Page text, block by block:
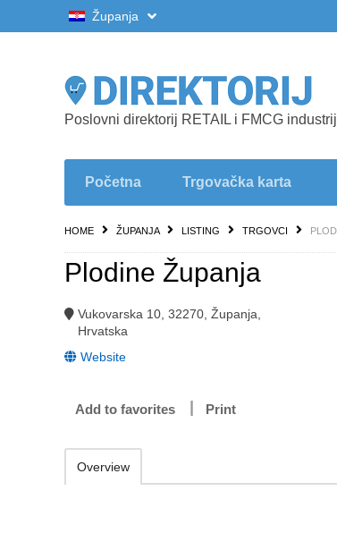
Županja
Poslovni direktorij RETAIL i FMCG
Početna Trgovačka karta
HOME ŽUPANJA LISTING TRGOVCI
Plodine Županja
Vukovarska 10, 32270, Županja,
Hrvatska
Website
Add to favorites Print
Overview